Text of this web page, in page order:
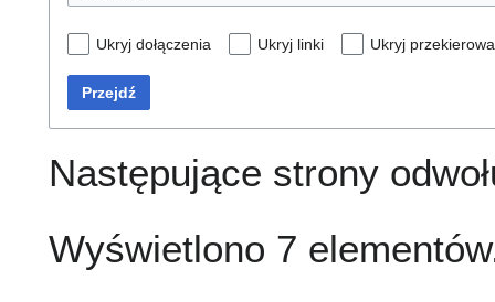
Ukryj dołączenia Ukryj linki Ukryj
Przejdź
Następujące strony
Wyświetlono 7